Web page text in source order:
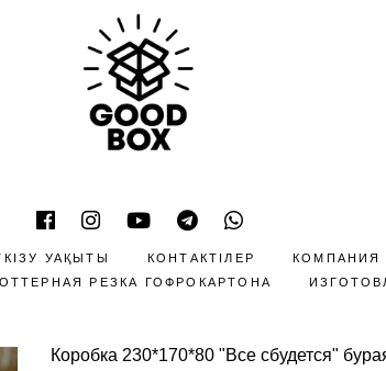
УАҚЫТЫ КОНТАКТІЛЕР КОМПАНИЯ
РЕЗКА ГОФРОКАРТОНА
Коробка 230*170*80 "Все сбудется"